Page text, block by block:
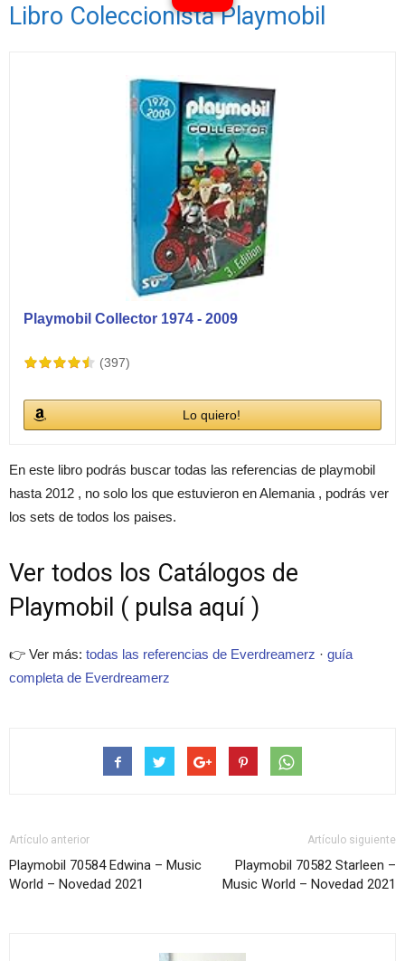
Libro Coleccionista Playmobil
Playmobil Collector 1974 - 2009
(397)
Lo quiero!
En este libro podrás buscar todas las referencias de playmobil
hasta 2012 , no solo los que estuvieron en Alemania , podrás ver
los sets de todos los paises.
Ver todos los Catálogos de
Playmobil ( pulsa aquí )
👉 Ver más: todas las referencias de Everdreamerz · guía
completa de Everdreamerz
Artículo anterior
Playmobil 70584 Edwina – Music
World – Novedad 2021
Artículo siguiente
Playmobil 70582 Starleen –
Music World – Novedad 2021